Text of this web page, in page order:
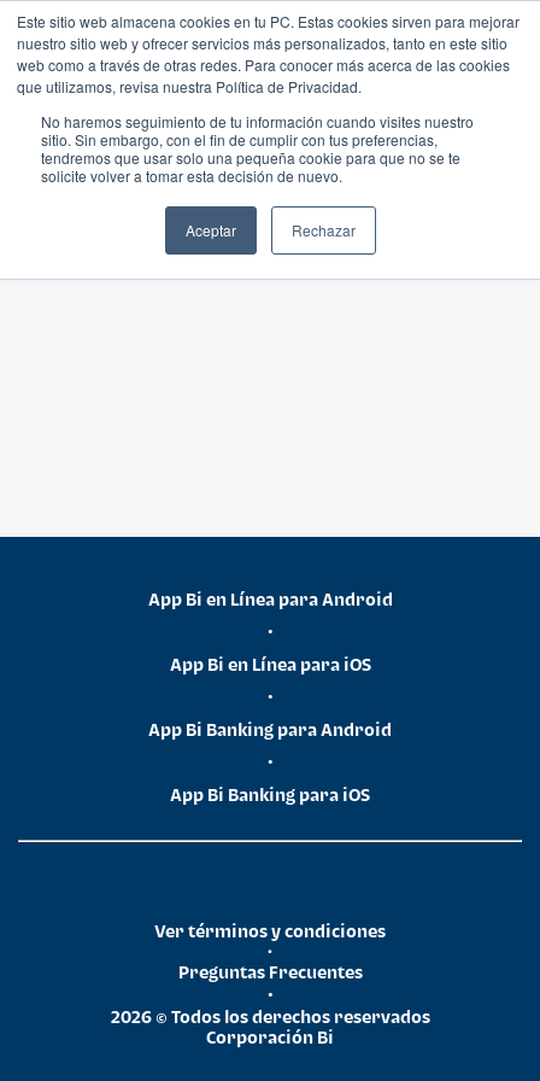
Este sitio web almacena cookies en tu PC. Estas cookies sirven para mejorar
nuestro sitio web y ofrecer servicios más personalizados, tanto en este sitio
web como a través de otras redes. Para conocer más acerca de las cookies
que utilizamos, revisa nuestra Política de Privacidad.
No haremos seguimiento de tu información cuando visites nuestro
sitio. Sin embargo, con el fin de cumplir con tus preferencias,
tendremos que usar solo una pequeña cookie para que no se te
solicite volver a tomar esta decisión de nuevo.
Aceptar Rechazar
App Bi en Línea para Android
•
App Bi en Línea para iOS
•
App Bi Banking para Android
•
App Bi Banking para iOS
2026 © Todos los derechos reservados
Corporación Bi
•
Preguntas Frecuentes
•
Ver términos y condiciones